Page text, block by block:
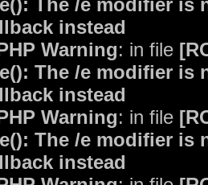
The /e modifier is
instead
Warning: in file
The /e modifier is
instead
Warning: in file
The /e modifier is
instead